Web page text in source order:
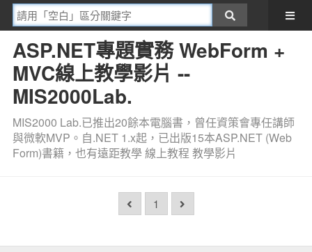
ASP.NET專題實務 WebForm +
MVC線上教學影片 --
MIS2000Lab.
MIS2000 Lab.已推出20餘本電腦書，曾任資策會專任講師
與微軟MVP。自.NET 1.x起，已出版15本ASP.NET (Web
Form)書籍，也有遠距教學 線上教程 教學影片
1